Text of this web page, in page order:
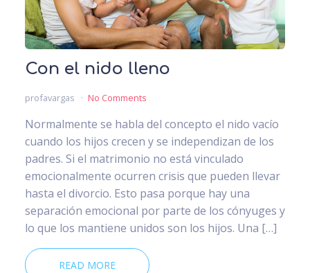
Con el nido lleno
profavargas No Comments
Normalmente se habla del concepto el nido vacío
cuando los hijos crecen y se independizan de los
padres. Si el matrimonio no está vinculado
emocionalmente ocurren crisis que pueden llevar
hasta el divorcio. Esto pasa porque hay una
separación emocional por parte de los cónyuges y
lo que los mantiene unidos son los hijos. Una […]
READ MORE